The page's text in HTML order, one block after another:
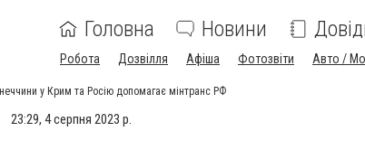
Головна Новини
Робота Дозвілля Афіша Фотозвіти Авто /
у Крим та Росію допомагає мінтранс РФ
23:29, 4 серпня 2023 р.